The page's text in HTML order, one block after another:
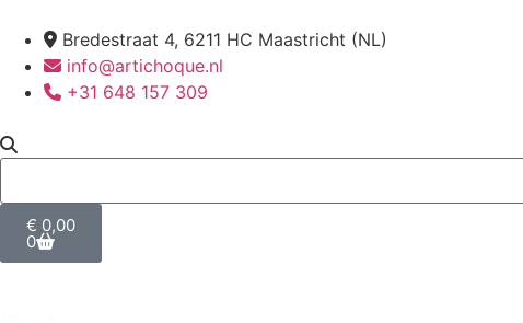
Bredestraat 4, 6211 HC Maastricht (NL)
info@artichoque.nl
+31 648 157 309
€ 0,00
0